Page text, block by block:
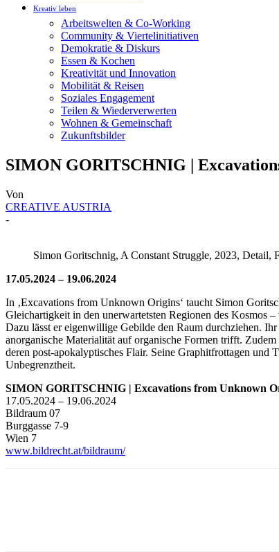
Kreativ leben
Arbeitswelten & Co-Working
Community & Viertelinitiativen
Demokratie & Diskurs
Essen & Kochen
Kreativität und Innovation
Mobilität & Reisen
Soziales Engagement
Teilen & Wiederverwerten
Wohnen & Gemeinschaft
Zukunftsbilder
SIMON GORITSCHNIG |
Von
CREATIVE AUSTRIA
-
Simon Goritschnig, A Constant Struggle, 2023,
17.05.2024 – 19.06.2024
In ‚Excavations from Unknown Origins‘ taucht Simon
Gleichartigkeit in den unerwartetsten Regionen des Kosmos
Dazu lässt er eigenwillige Gebilde den Raum durchziehen.
anorganische Materialität auf organische Formen trifft.
deren post-apokalyptisches Flair. Seine Graphitfrottagen und
Unbegrenztheit.
SIMON GORITSCHNIG | Excavations from Unknown
17.05.2024 – 19.06.2024
Bildraum 07
Burggasse 7-9
Wien 7
www.bildrecht.at/bildraum/